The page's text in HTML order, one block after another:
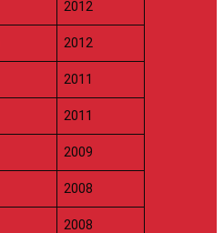
2012
2012
2011
2011
2009
2008
2008